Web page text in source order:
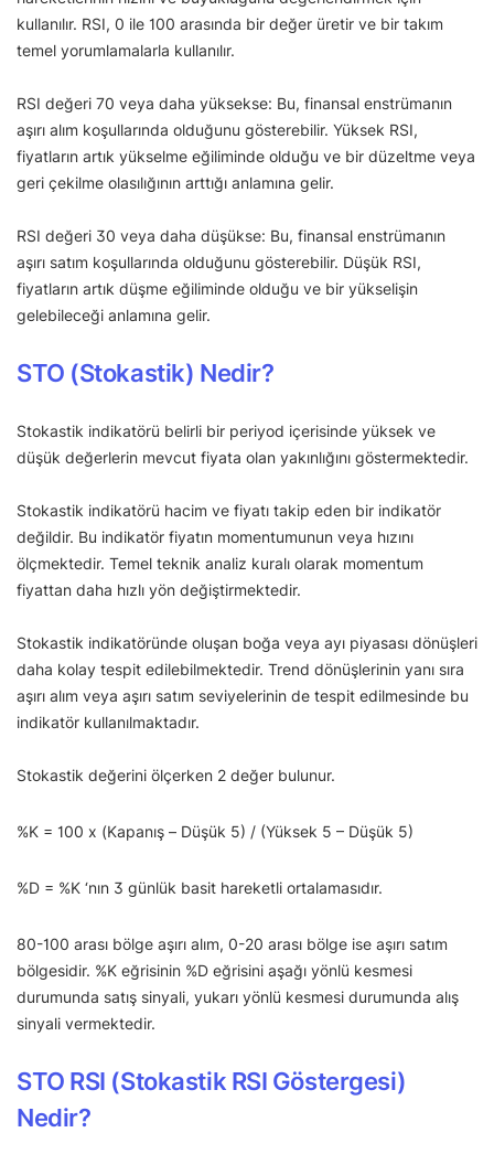
kullanılır. RSI, 0 ile 100 arasında bir değer üretir ve bir takım
temel yorumlamalarla kullanılır.
RSI değeri 70 veya daha yüksekse: Bu, finansal enstrümanın
aşırı alım koşullarında olduğunu gösterebilir. Yüksek RSI,
fiyatların artık yükselme eğiliminde olduğu ve bir düzeltme veya
geri çekilme olasılığının arttığı anlamına gelir.
RSI değeri 30 veya daha düşükse: Bu, finansal enstrümanın
aşırı satım koşullarında olduğunu gösterebilir. Düşük RSI,
fiyatların artık düşme eğiliminde olduğu ve bir yükselişin
gelebileceği anlamına gelir.
STO (Stokastik) Nedir?
Stokastik indikatörü belirli bir periyod içerisinde yüksek ve
düşük değerlerin mevcut fiyata olan yakınlığını göstermektedir.
Stokastik indikatörü hacim ve fiyatı takip eden bir indikatör
değildir. Bu indikatör fiyatın momentumunun veya hızını
ölçmektedir. Temel teknik analiz kuralı olarak momentum
fiyattan daha hızlı yön değiştirmektedir.
Stokastik indikatöründe oluşan boğa veya ayı piyasası dönüşleri
daha kolay tespit edilebilmektedir. Trend dönüşlerinin yanı sıra
aşırı alım veya aşırı satım seviyelerinin de tespit edilmesinde bu
indikatör kullanılmaktadır.
Stokastik değerini ölçerken 2 değer bulunur.
%K = 100 x (Kapanış – Düşük 5) / (Yüksek 5 – Düşük 5)
%D = %K ‘nın 3 günlük basit hareketli ortalamasıdır.
80-100 arası bölge aşırı alım, 0-20 arası bölge ise aşırı satım
bölgesidir. %K eğrisinin %D eğrisini aşağı yönlü kesmesi
durumunda satış sinyali, yukarı yönlü kesmesi durumunda alış
sinyali vermektedir.
STO RSI (Stokastik RSI Göstergesi)
Nedir?